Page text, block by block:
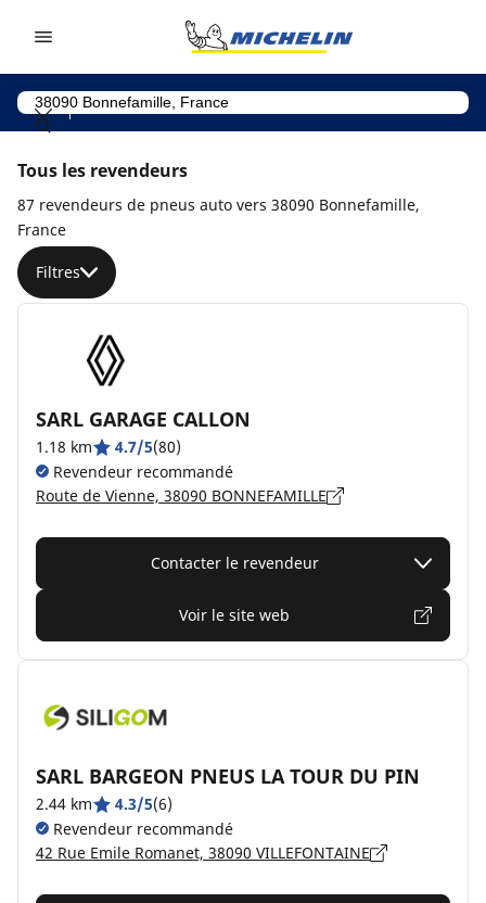
Tous les revendeurs
87 revendeurs de pneus auto vers 38090 Bonnefamille,
France
Filtres
SARL GARAGE CALLON
1.18 km 4.7/5(80)
Revendeur recommandé
Route de Vienne, 38090 BONNEFAMILLE
Contacter le revendeur
Voir le site web
SARL BARGEON PNEUS LA TOUR DU PIN
2.44 km 4.3/5(6)
Revendeur recommandé
42 Rue Emile Romanet, 38090 VILLEFONTAINE